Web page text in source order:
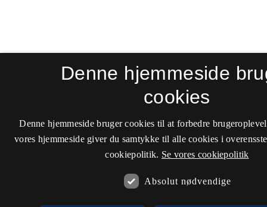
Denne hjemmeside
cookies
Denne hjemmeside bruger cookies til at forbedre
vores hjemmeside giver du samtykke til alle cookies i
cookiepolitik. Se vores cookiepolitik
Absolut nødvendige